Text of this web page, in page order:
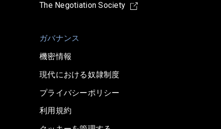
The Negotiation Society
ガバナンス
機密情報
現代における奴隷制度
プライバシーポリシー
利用規約